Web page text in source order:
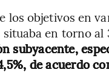
objetivos en
en torno
subyacente,
de acuerdo